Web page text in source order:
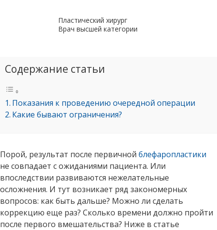
Пластический хирург
Врач высшей категории
Содержание статьи
Показания к проведению очередной операции
Какие бывают ограничения?
Порой, результат после первичной блефаропластики
не совпадает с ожиданиями пациента. Или
впоследствии развиваются нежелательные
осложнения. И тут возникает ряд закономерных
вопросов: как быть дальше? Можно ли сделать
коррекцию еще раз? Сколько времени должно пройти
после первого вмешательства? Ниже в статье